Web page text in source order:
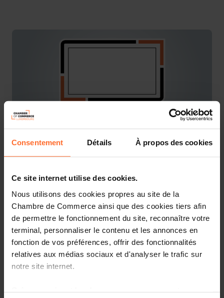
Consentement Détails À propos des cookies
Ce site internet utilise des cookies.
Nous utilisons des cookies propres au site de la
Chambre de Commerce ainsi que des cookies tiers afin
de permettre le fonctionnement du site, reconnaître votre
terminal, personnaliser le contenu et les annonces en
fonction de vos préférences, offrir des fonctionnalités
relatives aux médias sociaux et d'analyser le trafic sur
notre site internet.
Format du workshop: Atelier de sensibilisation
A propos de l’atelier:
Faire rimer "communiquer" et "durabilité", est-ce
possible ? Que vous portiez un projet durable ou que
vous vous intéressiez au poids environnemental de votre
réellement promouvoir un projet durable en postant des
Reels énergivores sur Instagram ? Comment rester
cohérent et sobre tout en faisant connaître son projet ?
dans sa communication ?